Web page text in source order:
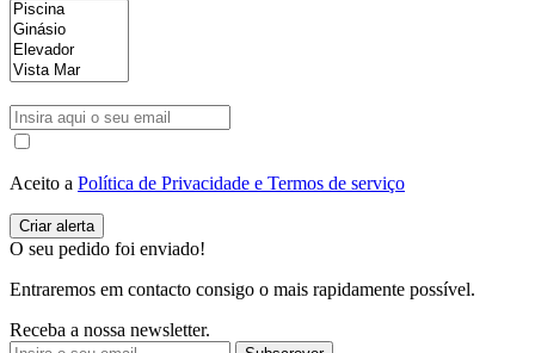
Aceito a Política de Privacidade e Termos de serviço
O seu pedido foi enviado!
Entraremos em contacto consigo o mais rapidamente possível.
Receba a nossa newsletter.